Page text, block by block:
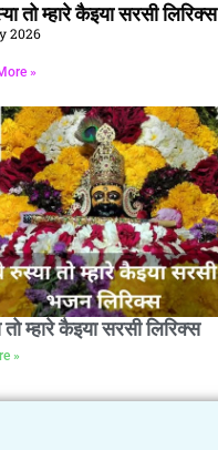
तो म्हारे कैइया सरसी लिरिक्स
2026
»
म्हारे कैइया सरसी लिरिक्स
»